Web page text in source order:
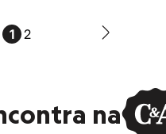
1 2
na